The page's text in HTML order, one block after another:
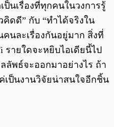
นเรื่องที่ทุกคนในวงการรู้
ดดี” กับ “ทำได้จริงใน
คนละเรื่องกันอยู่มาก สิ่งที่
ายใดจะหยิบไอเดียนี้ไป
ลัพธ์จะออกมาอย่างไร ถ้า
เป็นงานวิจัยน่าสนใจอีกชิ้น